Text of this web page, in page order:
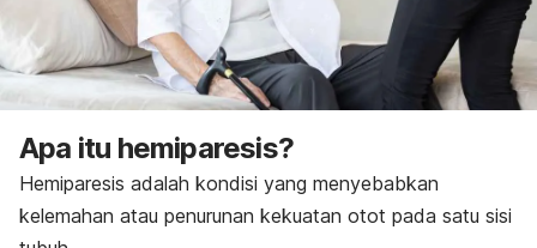
Apa itu hemiparesis?
Hemiparesis adalah kondisi yang menyebabkan
kelemahan atau penurunan kekuatan otot pada satu sisi